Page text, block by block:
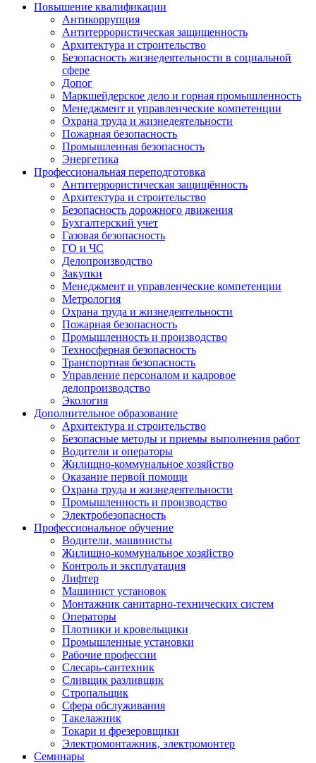
Повышение квалификации
Антикоррупция
Антитеррористическая защищенность
Архитектура и строительство
Безопасность жизнедеятельности в социальной
сфере
Допог
Маркшейдерское дело и горная промышленность
Менеджмент и управленческие компетенции
Охрана труда и жизнедеятельности
Пожарная безопасность
Промышленная безопасность
Энергетика
Профессиональная переподготовка
Антитеррористическая защищённость
Архитектура и строительство
Безопасность дорожного движения
Бухгалтерский учет
Газовая безопасность
ГО и ЧС
Делопроизводство
Закупки
Менеджмент и управленческие компетенции
Метрология
Охрана труда и жизнедеятельности
Пожарная безопасность
Промышленность и производство
Техносферная безопасность
Транспортная безопасность
Управление персоналом и кадровое
делопроизводство
Экология
Дополнительное образование
Архитектура и строительство
Безопасные методы и приемы выполнения работ
Водители и операторы
Жилищно-коммунальное хозяйство
Оказание первой помощи
Охрана труда и жизнедеятельности
Промышленность и производство
Электробезопасность
Профессиональное обучение
Водители, машинисты
Жилищно-коммунальное хозяйство
Контроль и эксплуатация
Лифтер
Машинист установок
Монтажник санитарно-технических систем
Операторы
Плотники и кровельщики
Промышленные установки
Рабочие профессии
Слесарь-сантехник
Сливщик разливщик
Стропальщик
Сфера обслуживания
Такелажник
Токари и фрезеровщики
Электромонтажник, электромонтер
Семинары